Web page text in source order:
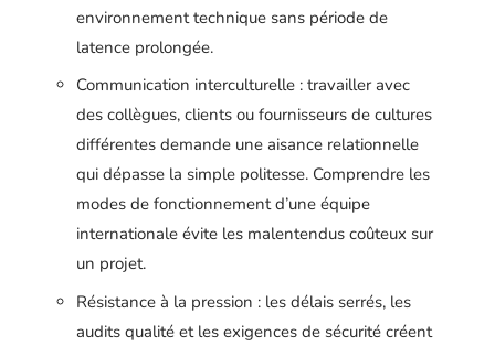
environnement technique sans période de
latence prolongée.
Communication interculturelle : travailler avec
des collègues, clients ou fournisseurs de cultures
différentes demande une aisance relationnelle
qui dépasse la simple politesse. Comprendre les
modes de fonctionnement d’une équipe
internationale évite les malentendus coûteux sur
un projet.
Résistance à la pression : les délais serrés, les
audits qualité et les exigences de sécurité créent